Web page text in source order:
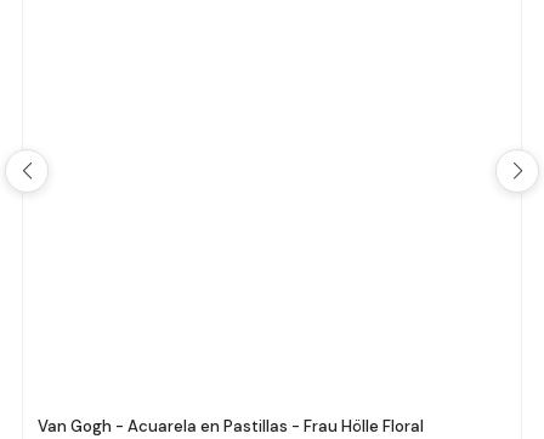
Van Gogh - Acuarela en Pastillas - Frau Hölle Floral